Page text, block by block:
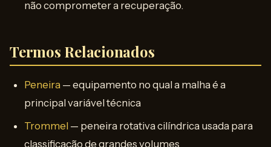
não comprometer a recuperação.
Termos Relacionados
Peneira — equipamento no qual a malha é a
principal variável técnica
Trommel — peneira rotativa cilíndrica usada para
classificação de grandes volumes